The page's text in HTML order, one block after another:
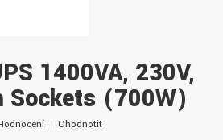
1400VA, 230V,
Sockets (700W)
Ohodnotit